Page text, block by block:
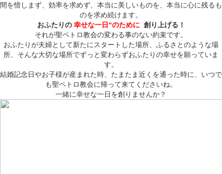
間を惜しまず、効率を求めず、本当に美しいものを、本当に心に残るも
のを求め続けます。
おふたりの 幸せな一日“のために 創り上げる！
それが聖ペトロ教会の変わる事のない約束です。
おふたりが夫婦として新たにスタートした場所、ふるさとのような場
所、そんな大切な場所でずっと変わらずおふたりの幸せを願っていま
す。
結婚記念日やお子様が産まれた時、たまたま近くを通った時に、いつで
も聖ペトロ教会に帰って来てくださいね。
一緒に幸せな一日を創りませんか？